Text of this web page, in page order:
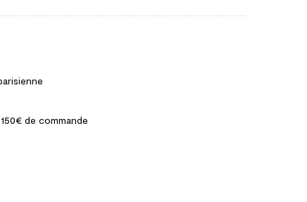
de commande